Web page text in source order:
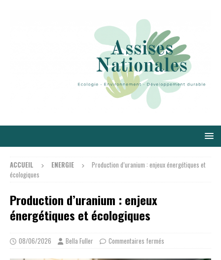
ACCUEIL ENERGIE
Production d’uranium : enjeux énergétiques et
écologiques
Production d’uranium : enjeux
énergétiques et écologiques
08/06/2026 Bella Fuller Commentaires fermés